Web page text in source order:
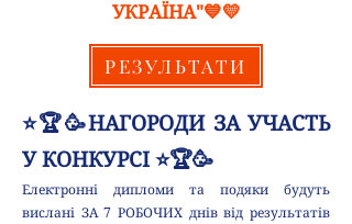
УКРАЇНА"💙💛
РЕЗУЛЬТАТИ
⭐🏆🥳НАГОРОДИ ЗА УЧАСТЬ
У КОНКУРСІ ⭐🏆🥳
Електронні дипломи та подяки будуть
вислані ЗА 7 РОБОЧИХ днів від результатів